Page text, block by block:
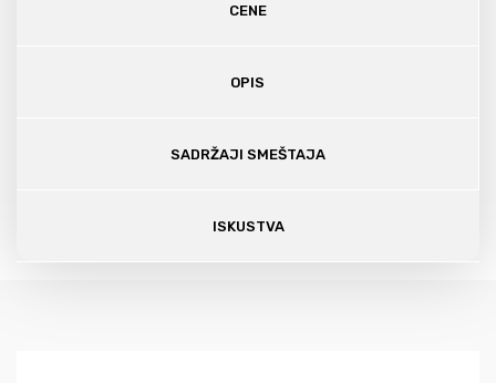
CENE
OPIS
SADRŽAJI SMEŠTAJA
ISKUSTVA